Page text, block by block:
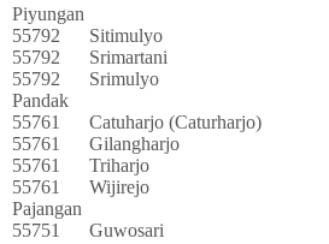
Piyungan
55792
Sitimulyo
55792
Srimartani
55792
Srimulyo
Pandak
55761
Catuharjo (Caturharjo)
55761
Gilangharjo
55761
Triharjo
55761
Wijirejo
Pajangan
55751
Guwosari